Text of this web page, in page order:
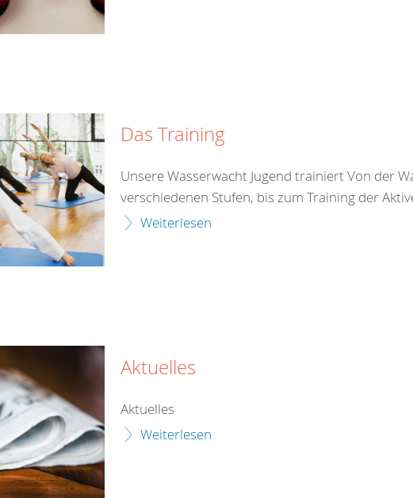
Das Training
Unsere Wasserwacht Jugend trainiert Von der
verschiedenen Stufen, bis zum Training der
Weiterlesen
Aktuelles
Aktuelles
Weiterlesen